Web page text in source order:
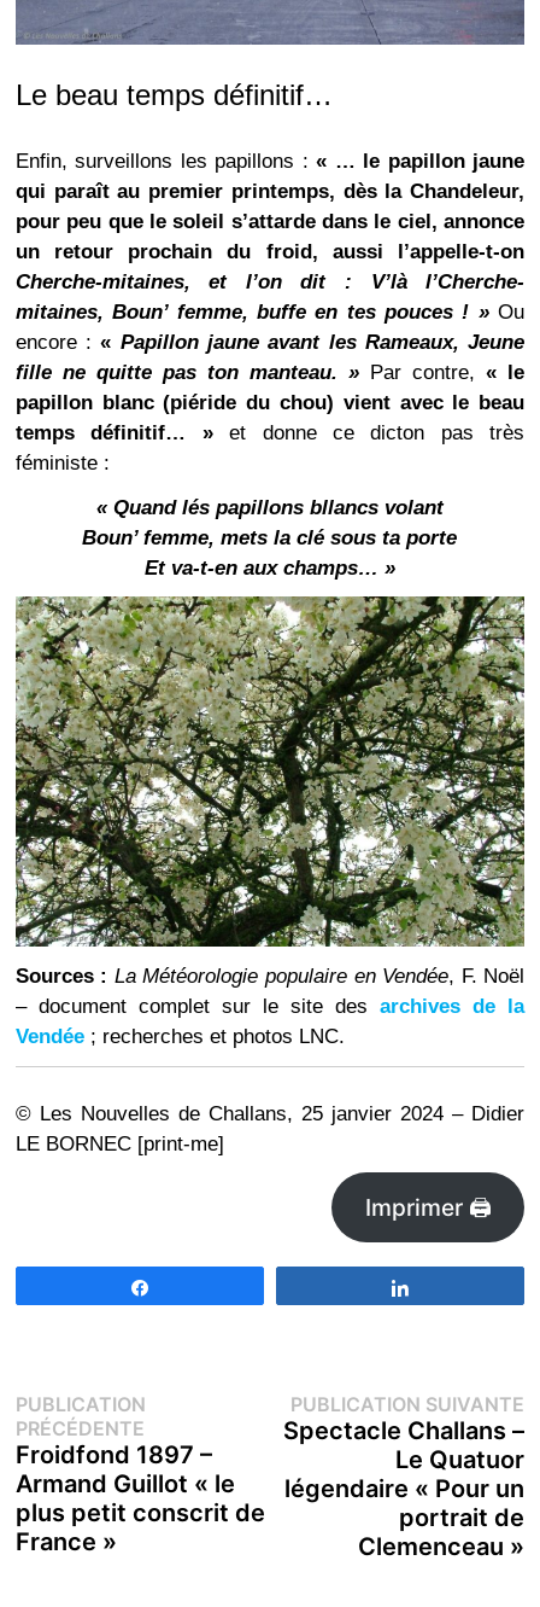
Le beau temps définitif…
Enfin, surveillons les papillons :« … le papillon jaune
qui paraît au premier printemps, dès la Chandeleur,
pour peu que le soleil s’attarde dans le ciel, annonce
un retour prochain du froid, aussi l’appelle-t-on
Cherche-mitaines, et l’on dit : V’là l’Cherche-
mitaines, Boun’ femme, buffe en tes pouces ! »Ou
encore :« Papillon jaune avant les Rameaux, Jeune
fille ne quitte pas ton manteau. » Par contre,« le
papillon blanc (piéride du chou) vient avec le beau
temps définitif… »et donne ce dicton pas très
féministe :
« Quand lés papillons bllancs volant
Boun’ femme, mets la clé sous ta porte
Et va-t-en aux champs… »
Sources : La Météorologie populaire en Vendée, F. Noël
– document complet sur le site desarchives de la
Vendée; recherches et photos LNC.
© Les Nouvelles de Challans, 25 janvier 2024 – Didier
LE BORNEC [print-me]
Imprimer 🖨
Navigation
de
l’article
PUBLICATION
PRÉCÉDENTEPublication
précédente :
Froidfond 1897 –
Armand Guillot « le
plus petit conscrit de
France »
PUBLICATION SUIVANTE
Spectacle Challans –
Le Quatuor
légendaire « Pour un
portrait de
Clemenceau »